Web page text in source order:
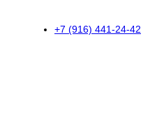
+7 (916) 441-24-42